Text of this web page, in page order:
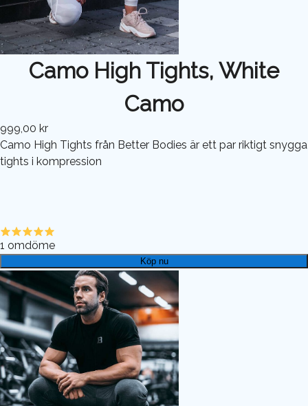
Camo High Tights, White
Camo
999,00 kr
Camo High Tights från Better Bodies är ett par riktigt snygga
tights i kompression
1 omdöme
Köp nu